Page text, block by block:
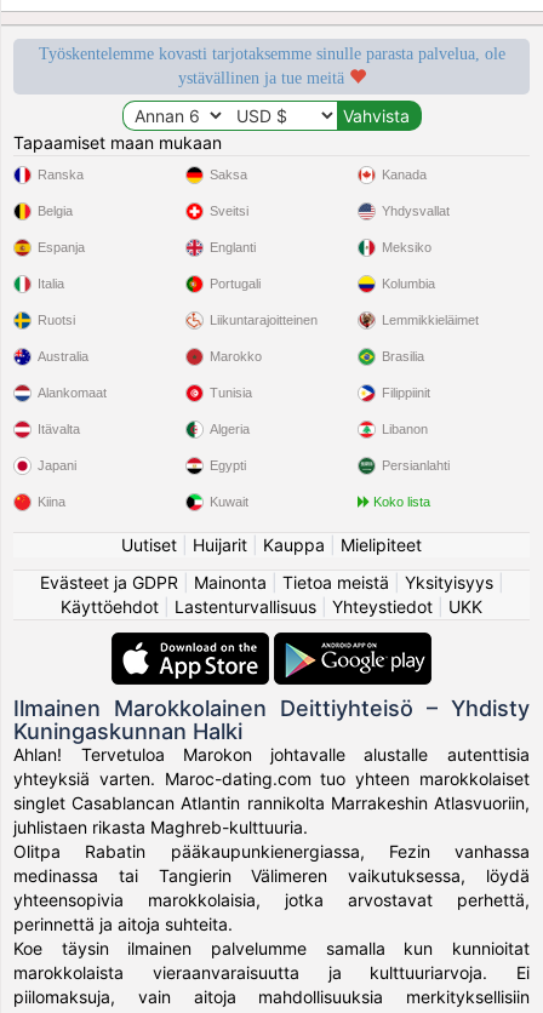
Työskentelemme kovasti tarjotaksemme sinulle parasta palvelua, ole
ystävällinen ja tue meitä
Tapaamiset maan mukaan
Ranska
Belgia
Espanja
Italia
Ruotsi
Saksa
Sveitsi
Englanti
Portugali
Liikuntarajoitteinen
Kanada
Yhdysvallat
Meksiko
Kolumbia
Lemmikkieläimet
Australia
Alankomaat
Itävalta
Japani
Kiina
Marokko
Tunisia
Algeria
Egypti
Kuwait
Brasilia
Filippiinit
Libanon
Persianlahti
Koko lista
Uutiset Huijarit Kauppa
Mielipiteet
Evästeet ja GDPR
Mainonta Tietoa meistä Yksityisyys|
Käyttöehdot
Lastenturvallisuus Yhteystiedot UKK
Ilmainen Marokkolainen Deittiyhteisö – Yhdisty
Kuningaskunnan Halki
Ahlan! Tervetuloa Marokon johtavalle alustalle autenttisia
yhteyksiä varten. Maroc-dating.com tuo yhteen marokkolaiset
singlet Casablancan Atlantin rannikolta Marrakeshin Atlasvuoriin,
juhlistaen rikasta Maghreb-kulttuuria.
Olitpa Rabatin pääkaupunkienergiassa, Fezin vanhassa
medinassa tai Tangierin Välimeren vaikutuksessa, löydä
yhteensopivia marokkolaisia, jotka arvostavat perhettä,
perinnettä ja aitoja suhteita.
Koe täysin ilmainen palvelumme samalla kun kunnioitat
marokkolaista vieraanvaraisuutta ja kulttuuriarvoja. Ei
piilomaksuja, vain aitoja mahdollisuuksia merkityksellisiin